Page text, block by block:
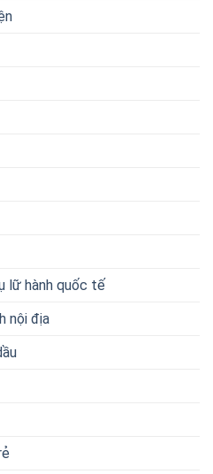
lữ hành quốc tế
nội địa